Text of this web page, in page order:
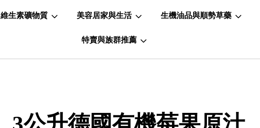
維生素礦物質 美容居家與生活 生機油品與順勢草藥
特賣與族群推薦